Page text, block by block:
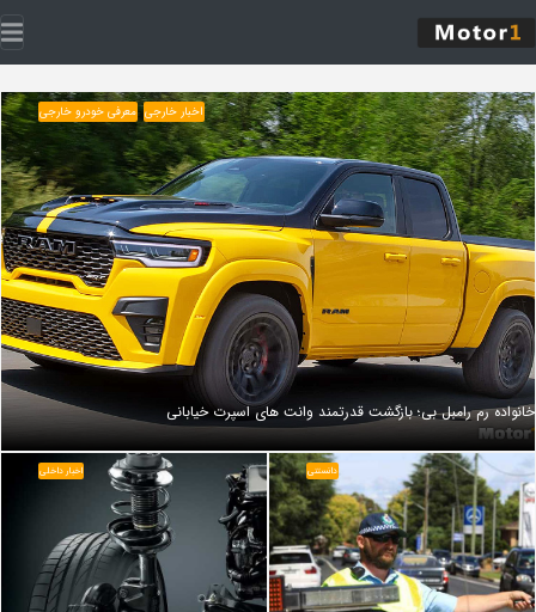
خانواده رم رامبل‌ بی؛ بازگشت قدرتمند وانت‌ های اسپرت خیابانی
اخبار خارجی معرفی خودرو خارجی
دانستنی اخبار داخلی